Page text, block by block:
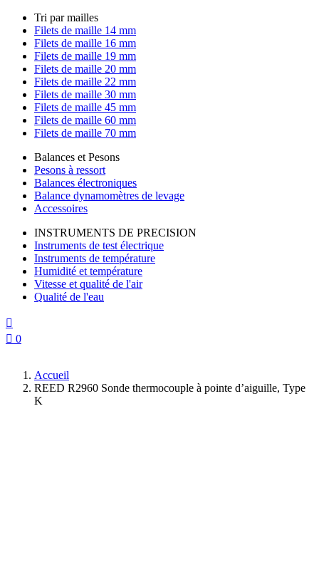
Tri par mailles
Filets de maille 14 mm
Filets de maille 16 mm
Filets de maille 19 mm
Filets de maille 20 mm
Filets de maille 22 mm
Filets de maille 30 mm
Filets de maille 45 mm
Filets de maille 60 mm
Filets de maille 70 mm
Balances et Pesons
Pesons à ressort
Balances électroniques
Balance dynamomètres de levage
Accessoires
INSTRUMENTS DE PRECISION
Instruments de test électrique
Instruments de température
Humidité et température
Vitesse et qualité de l'air
Qualité de l'eau

 0
Accueil
REED R2960 Sonde thermocouple à pointe d’aiguille, Type
K